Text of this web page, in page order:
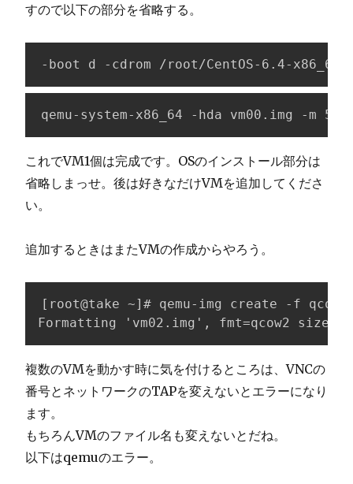
すので以下の部分を省略する。
-boot d -cdrom /root/CentOS-6.4-x86_64-
qemu-system-x86_64 -hda vm00.img -
これでVM1個は完成です。OSのインストール部分は
省略しまっせ。後は好きなだけVMを追加してくださ
い。
追加するときはまたVMの作成からやろう。
[root@take ~]# qemu-img create -f qcow2
Formatting 'vm02.img', fmt=qcow2
複数のVMを動かす時に気を付けるところは、VNCの
番号とネットワークのTAPを変えないとエラーになり
ます。
もちろんVMのファイル名も変えないとだね。
以下はqemuのエラー。